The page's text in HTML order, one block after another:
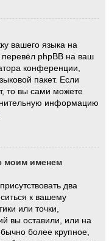
вашего языка на
phpBB на ваш
конференции,
пакет. Если
то вы сами можете
информацию
моим именем
два
к вашему
или точки,
вы оставили, или на
более крупное,